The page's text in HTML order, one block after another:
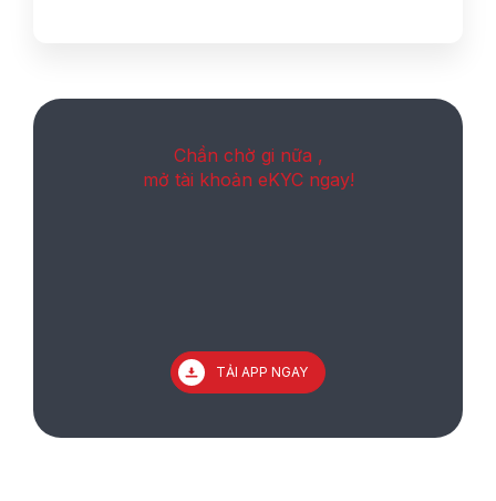
Chần chờ gi nữa ,
mở tài khoản eKYC ngay!
TẢI APP NGAY